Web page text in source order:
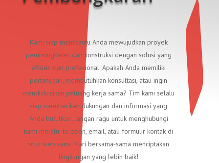
Kami siap membantu Anda mewujudkan proyek
pembongkaran dan konstruksi dengan solusi yang
efisien dan profesional. Apakah Anda memiliki
pertanyaan, membutuhkan konsultasi, atau ingin
mendiskusikan peluang kerja sama? Tim kami selalu
siap memberikan dukungan dan informasi yang
Anda butuhkan. Jangan ragu untuk menghubungi
kami melalui telepon, email, atau formulir kontak di
situs web kami. Mari bersama-sama menciptakan
lingkungan yang lebih baik!